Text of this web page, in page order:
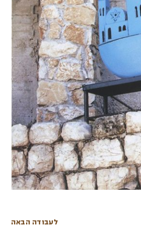
לעבודה הבאה